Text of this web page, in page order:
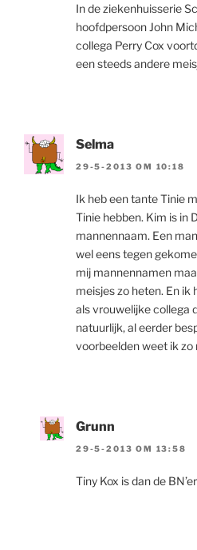
In de ziekenhuisserie
hoofdpersoon John
collega Perry Cox
een steeds andere
Selma
29-5-2013 OM 10:18
Ik heb een tante Tinie
Tinie hebben. Kim is in
mannennaam. Een
wel eens tegen
mij mannennamen
meisjes zo heten. En ik
als vrouwelijke collega
natuurlijk, al eerder
voorbeelden weet ik zo
Grunn
29-5-2013 OM 13:58
Tiny Kox is dan de